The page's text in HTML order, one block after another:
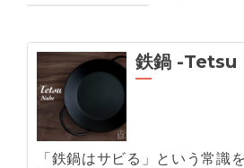
鉄鍋 -Tetsu
「鉄鍋はサビる」という常識